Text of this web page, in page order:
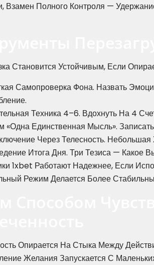
Взамен Полного Контроля —
Становится Устойчивым, Если
Самопроверка Фона. Назвать
Техника 4–6. Вдохнуть На 4
«одна Единственная Мысль».
Через Телесность.
Итога Дня. Три Тезиса — Какое
1xbet Работают Надежнее, Если
Режим Делается Более
Опирается На Стыка Между
Желания Запускается С